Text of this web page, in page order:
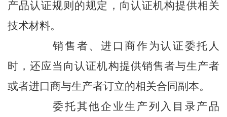
产品认证规则的规定，向认证机构提供相关
技术材料。
销售者、进口商作为认证委托人
时，还应当向认证机构提供销售者与生产者
或者进口商与生产者订立的相关合同副本。
委托其他企业生产列入目录产品